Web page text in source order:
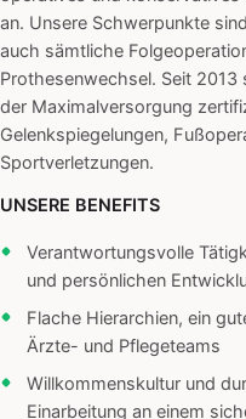
an. Unsere Schwerpunkte
auch sämtliche
Prothesenwechsel. Seit
der Maximalversorgung
Gelenkspiegelungen,
Sportverletzungen.
UNSERE BENEFITS
Verantwortungsvolle
und persönlichen
Flache Hierarchien, ein
Ärzte- und Pflegeteams
Willkommenskultur und
Einarbeitung an einem